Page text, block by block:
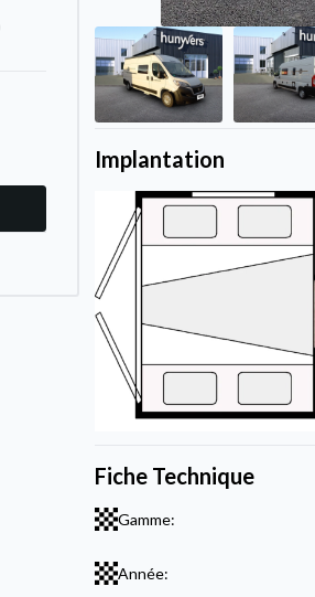
Implantation
Fiche Technique
Gamme:
Année: